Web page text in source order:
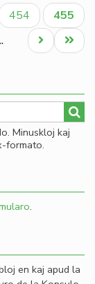
en
la
Paĝo
454
Aktuala
paĝo
455
Last
page
Next
page
Minuskloj kaj
formato.
.
en kaj apud la